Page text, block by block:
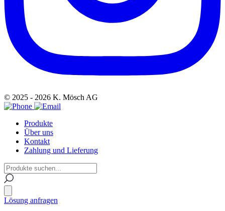
© 2025 - 2026 K. Mösch AG
Produkte
Über uns
Kontakt
Zahlung und Lieferung
Lösung anfragen